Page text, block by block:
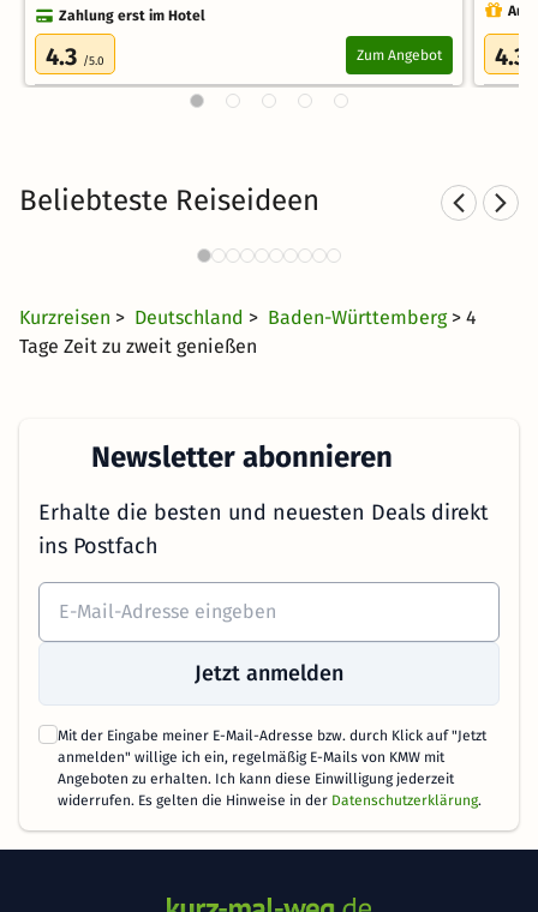
Zahlung erst im Hotel
4.3 /5.0 Zum Angebot 4.3
Beliebteste Reiseideen
Landhotels in Baden-
Kurzreisen > Deutschland > Baden-Württemberg > 4
Tage Zeit zu zweit genießen
Newsletter abonnieren
Erhalte die besten und neuesten Deals direkt
ins Postfach
Jetzt anmelden
Mit der Eingabe meiner E-Mail-Adresse bzw. durch Klick auf "Jetzt
anmelden" willige ich ein, regelmäßig E-Mails von KMW mit
Angeboten zu erhalten. Ich kann diese Einwilligung jederzeit
widerrufen. Es gelten die Hinweise in der Datenschutzerklärung.